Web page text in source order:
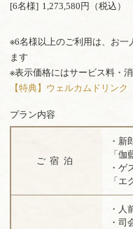
[6名様] 1,273,580円（税込）
※6名様以上のご利用は、お一
ます
※表示価格にはサービス料・
【特典】ウェルカムドリンク
プラン内容
ご宿泊
・新
「
・ゲ
「
・人
・司